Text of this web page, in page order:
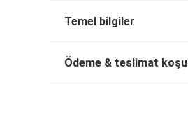
Temel bilgiler
Ödeme & teslimat